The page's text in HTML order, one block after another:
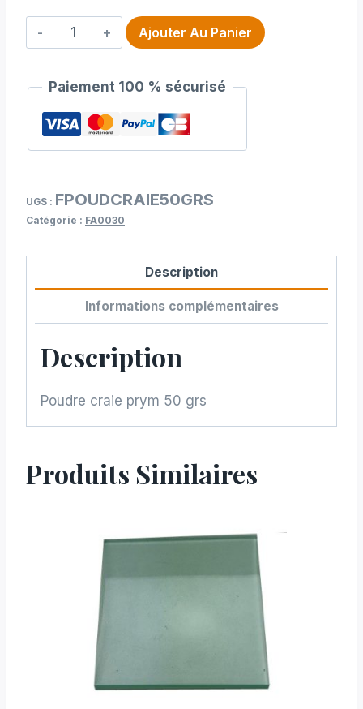
quantité
de
craie
prym
50
Ajouter Au Panier
Paiement 100 % sécurisé
UGS : FPOUDCRAIE50GRS
Catégorie : FA0030
Description
Informations complémentaires
Description
Poudre craie prym 50 grs
Produits Similaires